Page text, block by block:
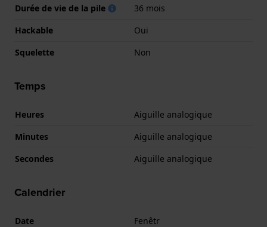
Durée de vie de la pile
36 mois
Hackable
Oui
Squelette
Non
Temps
Heures
Aiguille analogique
Minutes
Aiguille analogique
Secondes
Aiguille analogique
Calendrier
Date Fenêtr